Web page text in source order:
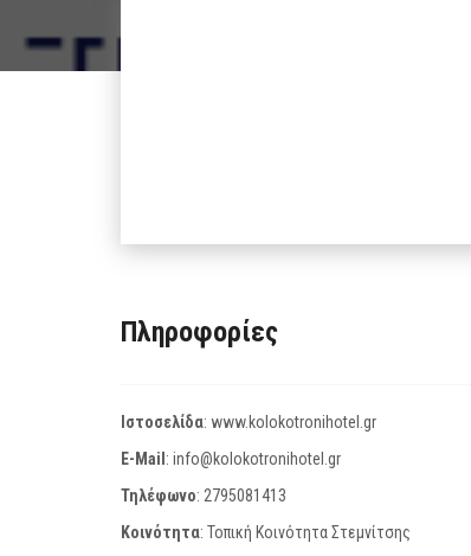
Πληροφορίες
Ιστοσελίδα: www.kolokotronihotel.gr
E-Mail : info@kolokotronihotel.gr
Τηλέφωνο: 2795081413
Κοινότητα: Τοπική Κοινότητα Στεμνίτσης